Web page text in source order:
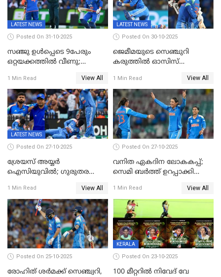
LATEST NEWS
Posted On 31-10-2025
സഞ്ജു ഉൾപ്പെടെ 9പേരും
ഒറ്റയക്കത്തിൽ വീണു;
ഹര്‍ഷിതും മാത്രം;
മെല്‍ബണില്‍
ഇന്ത്യയ്‌ക്കെതിരെ ഓസീസ്
ലക്ഷ്യം 126 റണ്‍സ്
1 Min Read View All
LATEST NEWS
Posted On 30-10-2025
ജെമീമയുടെ സെഞ്ചുറി
കരുത്തിൽ ഓസിസ്
തകർന്നു; അഞ്ച് വിക്കറ്റ്
ജയവുമായി ഇന്ത്യൻ
വനിതകൾ ലോകകപ്പ്
കലാശപ്പോരിന്
1 Min Read View All
LATEST NEWS
Posted On 27-10-2025
ശ്രേയസ് അയ്യര്‍
ഐസിയുവില്‍; ഗുരുതര
1 Min Read View All
Posted On 27-10-2025
വനിത ഏകദിന ലോകകപ്പ്;
സെമി ബര്‍ത്ത് ഉറപ്പാക്കി
1 Min Read View All
Posted On 25-10-2025
രോഹിത് ശർമക്ക് സെഞ്ച്വറി,
KERALA
Posted On 23-10-2025
100 മീറ്ററിൽ നിവേദ് വേ​